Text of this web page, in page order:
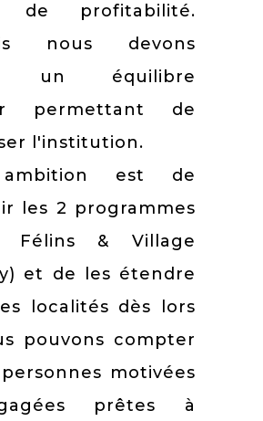
de profitabilité.
nous devons
un équilibre
permettant de
l'institution.
est de
les 2 programmes
Félins & Village
et de les étendre
localités dès lors
pouvons compter
motivées
prêtes à